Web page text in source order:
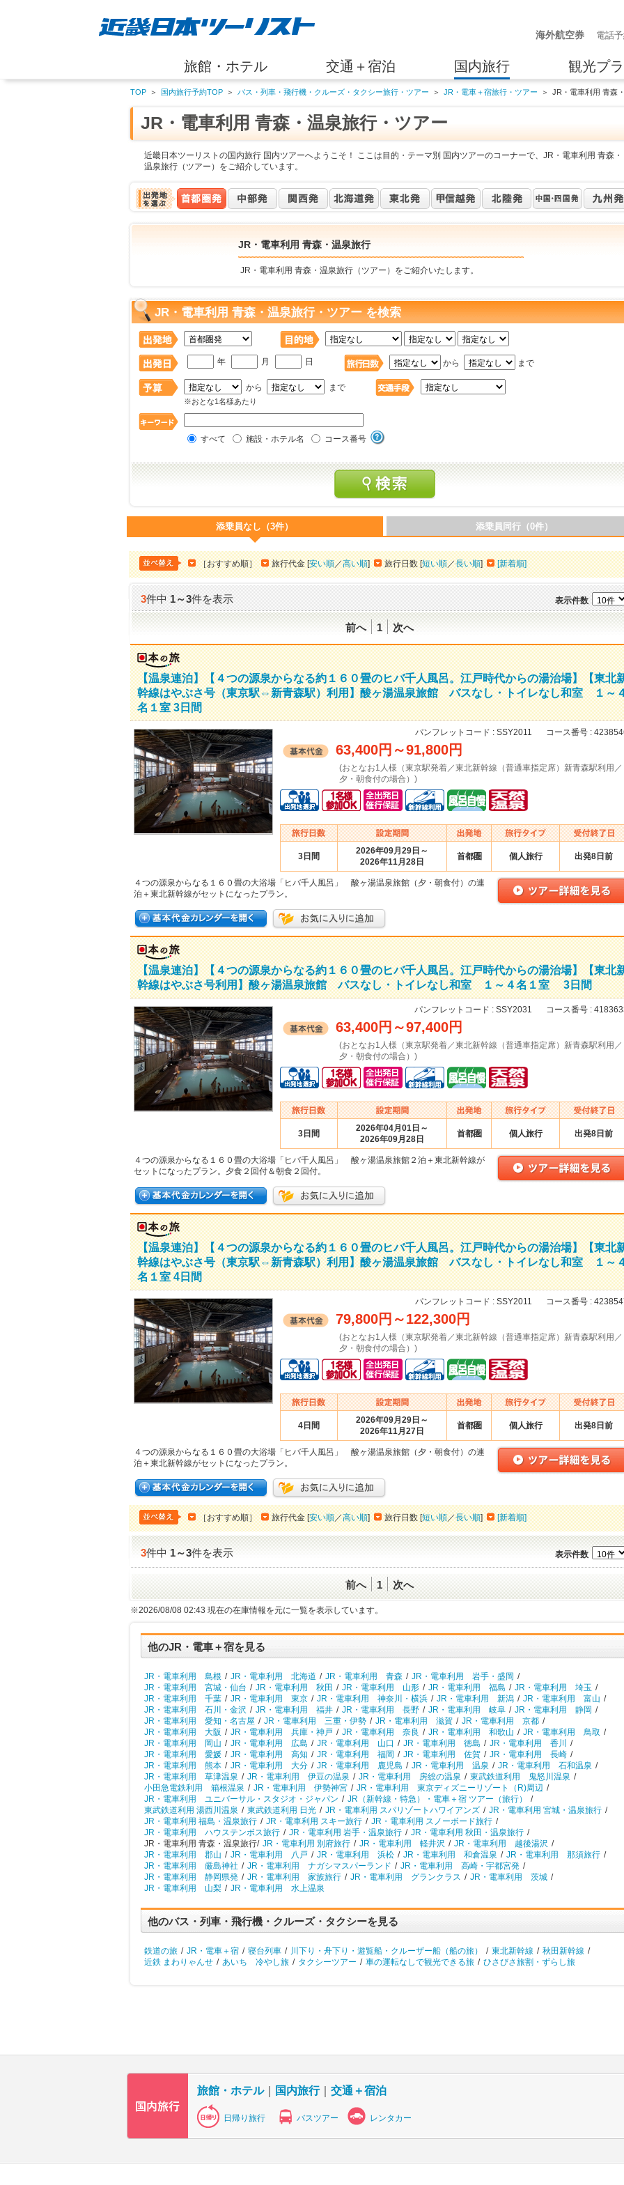
海外航空券 電話
旅館・ホテル 交通＋宿泊 国内旅行 観光プ
TOP ＞ 国内旅行予約TOP ＞ バス・列車・飛行機・クルーズ・タクシー旅行・ツアー ＞ JR・電車＋宿旅行・ツアー ＞ JR・電車利用 青森
JR・電車利用 青森・温泉旅行・ツアー
近畿日本ツーリストの国内旅行 国内ツアーへようこそ！ ここは目的・テーマ別 国内ツアーのコーナーで、JR・電車利用 青森・
温泉旅行（ツアー）をご紹介しています。
JR・電車利用 青森・温泉旅行
JR・電車利用 青森・温泉旅行（ツアー）をご紹介いたします。
JR・電車利用 青森・温泉旅行・ツアー を検索
年 月 日 から まで
から まで
※おとな1名様あたり
すべて 施設・ホテル名 コース番号
添乗員なし（3件） 添乗員同行（0件）
［おすすめ順］ 旅行代金 [安い順／高い順] 旅行日数 [短い順／長い順] [新着順]
3件中1～3件を表示 表示件数
前へ 1 次へ
【温泉連泊】【４つの源泉からなる約１６０畳のヒバ千人風呂。江戸時代からの湯治場】【東北
幹線はやぶさ号（東京駅⇔新青森駅）利用】酸ヶ湯温泉旅館 バスなし・トイレなし和室 １～
名１室 3日間
パンフレットコード : SSY2011 コース番号 :
63,400円 ～91,800円
(おとなお1人様（東京駅発着／東北新幹線（普通車指定席）新青森駅利用／
夕・朝食付の場合）)
3日間
2026年09月29日～
2026年11月28日
首都圏 個人旅行 出発8日前
４つの源泉からなる１６０畳の大浴場「ヒバ千人風呂」 酸ヶ湯温泉旅館（夕・朝食付）の連
泊＋東北新幹線がセットになったプラン。
【温泉連泊】【４つの源泉からなる約１６０畳のヒバ千人風呂。江戸時代からの湯治場】【東北
幹線はやぶさ号利用】酸ヶ湯温泉旅館 バスなし・トイレなし和室 １～４名１室 3日間
パンフレットコード : SSY2031 コース番号 :
63,400円 ～97,400円
(おとなお1人様（東京駅発着／東北新幹線（普通車指定席）新青森駅利用／
夕・朝食付の場合）)
3日間
2026年04月01日～
2026年09月28日
首都圏 個人旅行 出発8日前
４つの源泉からなる１６０畳の大浴場「ヒバ千人風呂」 酸ヶ湯温泉旅館２泊＋東北新幹線が
セットになったプラン。夕食２回付＆朝食２回付。
【温泉連泊】【４つの源泉からなる約１６０畳のヒバ千人風呂。江戸時代からの湯治場】【東北
幹線はやぶさ号（東京駅⇔新青森駅）利用】酸ヶ湯温泉旅館 バスなし・トイレなし和室 １～
名１室 4日間
パンフレットコード : SSY2011 コース番号 :
79,800円 ～122,300円
(おとなお1人様（東京駅発着／東北新幹線（普通車指定席）新青森駅利用／
夕・朝食付の場合）)
4日間
2026年09月29日～
2026年11月27日
首都圏 個人旅行 出発8日前
４つの源泉からなる１６０畳の大浴場「ヒバ千人風呂」 酸ヶ湯温泉旅館（夕・朝食付）の連
泊＋東北新幹線がセットになったプラン。
［おすすめ順］ 旅行代金 [安い順／高い順] 旅行日数 [短い順／長い順] [新着順]
3件中1～3件を表示 表示件数
前へ 1 次へ
※2026/08/08 02:43 現在の在庫情報を元に一覧を表示しています。
他のJR・電車＋宿を見る
JR・電車利用 島根 / JR・電車利用 北海道 / JR・電車利用 青森 / JR・電車利用 岩手・盛岡 /
JR・電車利用 宮城・仙台 / JR・電車利用 秋田 / JR・電車利用 山形 / JR・電車利用 福島 / JR・電車利用 埼玉 /
JR・電車利用 千葉 / JR・電車利用 東京 / JR・電車利用 神奈川・横浜 / JR・電車利用 新潟 / JR・電車利用 富山 /
JR・電車利用 石川・金沢 / JR・電車利用 福井 / JR・電車利用 長野 / JR・電車利用 岐阜 / JR・電車利用 静岡 /
JR・電車利用 愛知・名古屋 / JR・電車利用 三重・伊勢 / JR・電車利用 滋賀 / JR・電車利用 京都 /
JR・電車利用 大阪 / JR・電車利用 兵庫・神戸 / JR・電車利用 奈良 / JR・電車利用 和歌山 / JR・電車利用 鳥取 /
JR・電車利用 岡山 / JR・電車利用 広島 / JR・電車利用 山口 / JR・電車利用 徳島 / JR・電車利用 香川
/
JR・電車利用 愛媛 / JR・電車利用 高知 / JR・電車利用 福岡 / JR・電車利用 佐賀 / JR・電車利用 長崎 /
JR・電車利用 熊本 / JR・電車利用 大分 / JR・電車利用 鹿児島 / JR・電車利用 温泉 / JR・電車利用 石和温泉 /
JR・電車利用 草津温泉 / JR・電車利用 伊豆の温泉 / JR・電車利用 房総の温泉 / 東武鉄道利用 鬼怒川温泉 /
小田急電鉄利用 箱根温泉 / JR・電車利用 伊勢神宮 / JR・電車利用 東京ディズニーリゾート（R)周辺 /
JR・電車利用 ユニバーサル・スタジオ・ジャパン / JR（新幹線・特急）・電車＋宿 ツアー（旅行）
/
東武鉄道利用 湯西川温泉 / 東武鉄道利用 日光 / JR・電車利用 スパリゾートハワイアンズ / JR・電車利用 宮城・温泉旅行 /
JR・電車利用 福島・温泉旅行 / JR・電車利用 スキー旅行 / JR・電車利用 スノーボード旅行 /
JR・電車利用 ハウステンボス旅行 / JR・電車利用 岩手・温泉旅行 / JR・電車利用 秋田・温泉旅行 /
JR・電車利用 青森・温泉旅行/ JR・電車利用 別府旅行 / JR・電車利用 軽井沢 / JR・電車利用 越後湯沢 /
JR・電車利用 郡山 / JR・電車利用 八戸 / JR・電車利用 浜松 / JR・電車利用 和倉温泉 / JR・電車利用 那須旅行 /
JR・電車利用 厳島神社 / JR・電車利用 ナガシマスパーランド / JR・電車利用 高崎・宇都宮発 /
JR・電車利用 静岡県発 / JR・電車利用 家族旅行 / JR・電車利用 グランクラス / JR・電車利用 茨城 /
JR・電車利用 山梨 / JR・電車利用 水上温泉
他のバス・列車・飛行機・クルーズ・タクシーを見る
鉄道の旅 / JR・電車＋宿 / 寝台列車 / 川下り・舟下り・遊覧船・クルーザー船（船の旅） / 東北新幹線 / 秋田新幹線 /
近鉄 まわりゃんせ / あいち 冷やし旅 / タクシーツアー / 車の運転なしで観光できる旅 / ひさびさ旅割・ずらし旅
旅館・ホテル｜ 国内旅行｜ 交通＋宿泊
日帰り旅行 バスツアー レンタカー